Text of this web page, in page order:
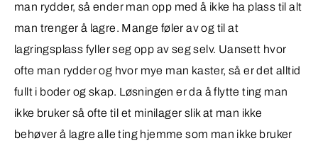
man rydder, så ender man opp med å ikke ha plass til alt
man trenger å lagre. Mange føler av og til at
lagringsplass fyller seg opp av seg selv. Uansett hvor
ofte man rydder og hvor mye man kaster, så er det alltid
fullt i boder og skap. Løsningen er da å flytte ting man
ikke bruker så ofte til et minilager slik at man ikke
behøver å lagre alle ting hjemme som man ikke bruker